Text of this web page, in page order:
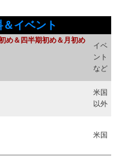
イベント
め＆四半期初め＆月初め
イベ
ント
など
米国
以外
米国